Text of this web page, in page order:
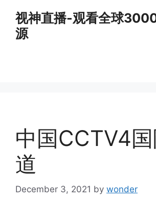
content
视神直播-观看全球
源
中国CCTV4
道
December 3, 2021 by wonder